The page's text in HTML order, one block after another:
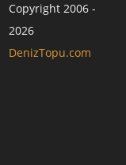
Copyright 2006 -
2026
DenizTopu.com